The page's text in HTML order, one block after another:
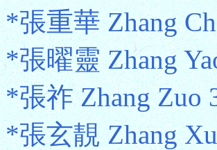
*張重華 Zhang
*張曜靈 Zhang
*張祚 Zhang Zuo
*張玄靚 Zhang